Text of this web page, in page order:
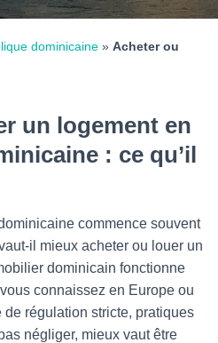
dominicaine » Acheter ou
un logement en
: ce qu’il
commence souvent
il mieux acheter ou louer un
dominicain fonctionne
connaissez en Europe ou
régulation stricte, pratiques
négliger, mieux vaut être